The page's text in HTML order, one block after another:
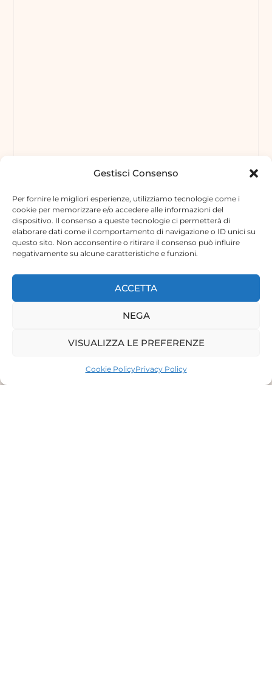
Gestisci Consenso
Per fornire le migliori esperienze, utilizziamo tecnologie come i
cookie per memorizzare e/o accedere alle informazioni del
dispositivo. Il consenso a queste tecnologie ci permetterà di
elaborare dati come il comportamento di navigazione o ID unici su
questo sito. Non acconsentire o ritirare il consenso può influire
negativamente su alcune caratteristiche e funzioni.
ACCETTA
NEGA
VISUALIZZA LE PREFERENZE
Cookie PolicyPrivacy Policy